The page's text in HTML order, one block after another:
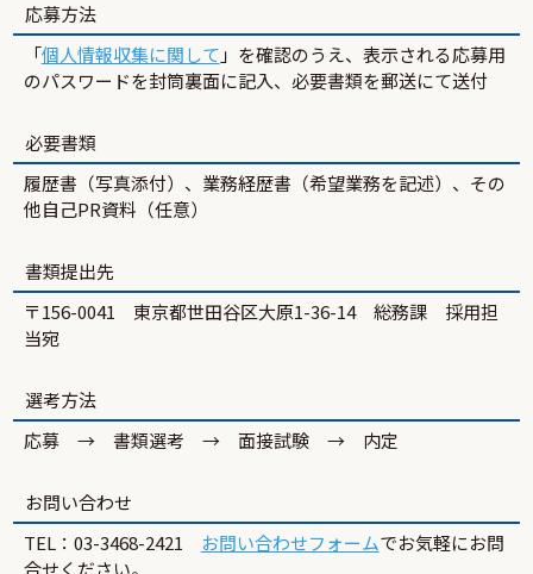
応募方法
「個人情報収集に関して 」を確認のうえ、表示される応募用
のパスワードを封筒裏面に記入、必要書類を郵送にて送付
必要書類
履歴書（写真添付）、業務経歴書（希望業務を記述）、その
他自己PR資料（任意）
書類提出先
〒156-0041 東京都世田谷区大原1-36-14 総務課 採用担
当宛
選考方法
応募 → 書類選考 → 面接試験 → 内定
お問い合わせ
TEL：03-3468-2421
お問い合わせフォームでお気軽にお問
合せください。